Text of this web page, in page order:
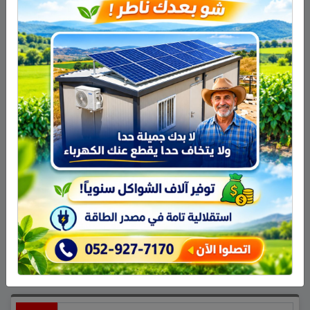
واللافت في ظهور نجوم سورية في
شخصيات تاريخية، هو اختيار بعضهم لتقديم
شخصيات مصرية ذات قيمة اعتبارية عالية
في مسلسلات مصرية. فإذا كان ظهور كوسا
في شخصية شاعر سوري في مسلسل
سوري أمراً طبيعياً، فإن ظهور حسن في دور
خديوي مصري كالخديوي اسماعيل، وسليمان
في دور رئيس مصري راحل كالزعيم عبد
الناصر، يدعو للتساؤل، رغم أن لا اختلاف
على ان لا جنسية للفن.
نشر فيطرب وفن